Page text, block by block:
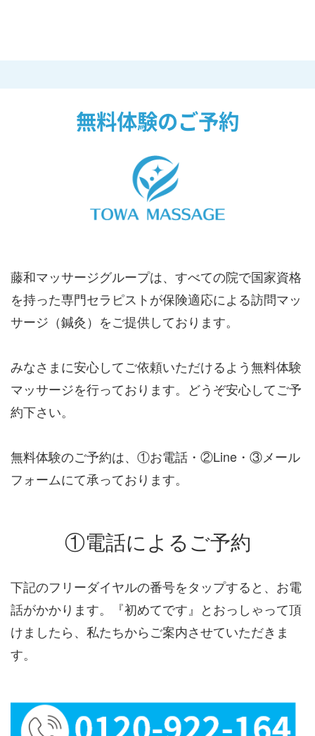
無料体験のご予約
藤和マッサージグループは、すべての院で国家資格
を持った専門セラピストが保険適応による訪問マッ
サージ（鍼灸）をご提供しております。
みなさまに安心してご依頼いただけるよう無料体験
マッサージを行っております。どうぞ安心してご予
約下さい。
無料体験のご予約は、①お電話・②Line・③メール
フォームにて承っております。
①電話によるご予約
下記のフリーダイヤルの番号をタップすると、お電
話がかかります。『初めてです』とおっしゃって頂
けましたら、私たちからご案内させていただきま
す。